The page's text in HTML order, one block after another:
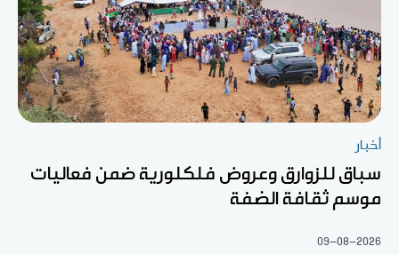
أخبار
سباق للزوارق وعروض فلكلورية ضمن فعاليات
موسم ثقافة الضفة
09-08-2026